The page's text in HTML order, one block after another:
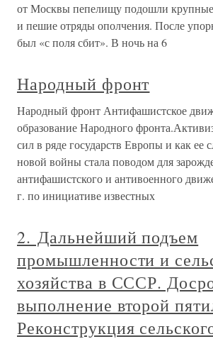
от Москвы пепелищу подошли крупные
и пешие отряды ополчения. После
был «с поля сбит». В ночь на 6
Народный фронт
Народный фронт Антифашистское
образование Народного
сил в ряде государств Европы и как ее
новой войны стала поводом для
антифашистского и антивоенного
г. по инициативе известных
2. Дальнейший подъем
промышленности и
хозяйства в СССР.
выполнение второй
Реконструкция